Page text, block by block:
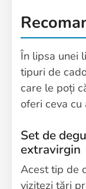
În lipsa unei
tipuri de
care le poți
oferi ceva cu
Set de
extravirgin
Acest tip de
vizitezi țări